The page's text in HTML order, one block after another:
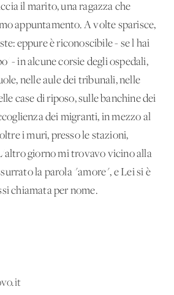
il marito, una ragazza che
appuntamento. A volte sparisce,
eppure è riconoscibile - se l'hai
- in alcune corsie degli ospedali,
nelle aule dei tribunali, nelle
case di riposo, sulle banchine dei
dei migranti, in mezzo al
i muri, presso le stazioni,
giorno mi trovavo vicino alla
la parola "amore", e Lei si è
chiamata per nome.